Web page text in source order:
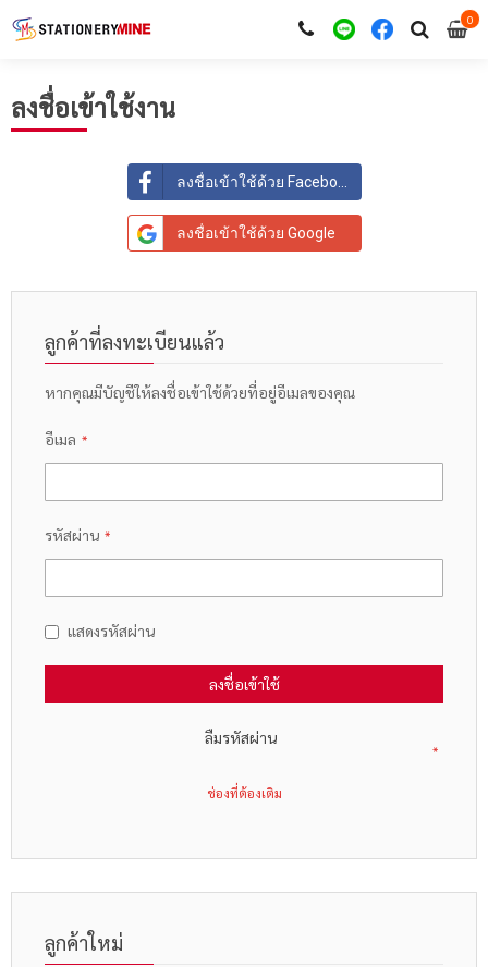
00
ลงชื่อเข้าใช้งาน
ลงชื่อเข้าใช้ด้วย Facebook
ลงชื่อเข้าใช้ด้วย Google
ลูกค้าที่ลงทะเบียนแล้ว
หากคุณมีบัญชีให้ลงชื่อเข้าใช้ด้วยที่อยู่อีเมลของคุณ
อีเมล
รหัสผ่าน
แสดงรหัสผ่าน
ลงชื่อเข้าใช้
ลืมรหัสผ่าน
ลูกค้าใหม่